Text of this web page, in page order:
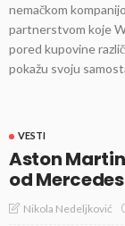
nemačkom
partnerstvom koje
pored kupovine
pokažu svoju
VESTI
Aston
od
Nikola Nedeljković